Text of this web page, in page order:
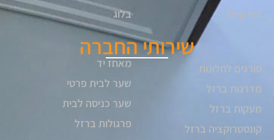
צרו קשר
בלוג
שירותי החברה
סורגים לחלונות
מדרגות ברזל
מעקות ברזל
קונסטרוקציה ברזל
מאחז יד
שער לבית פרטי
שער כניסה לבית
פרגולות ברזל